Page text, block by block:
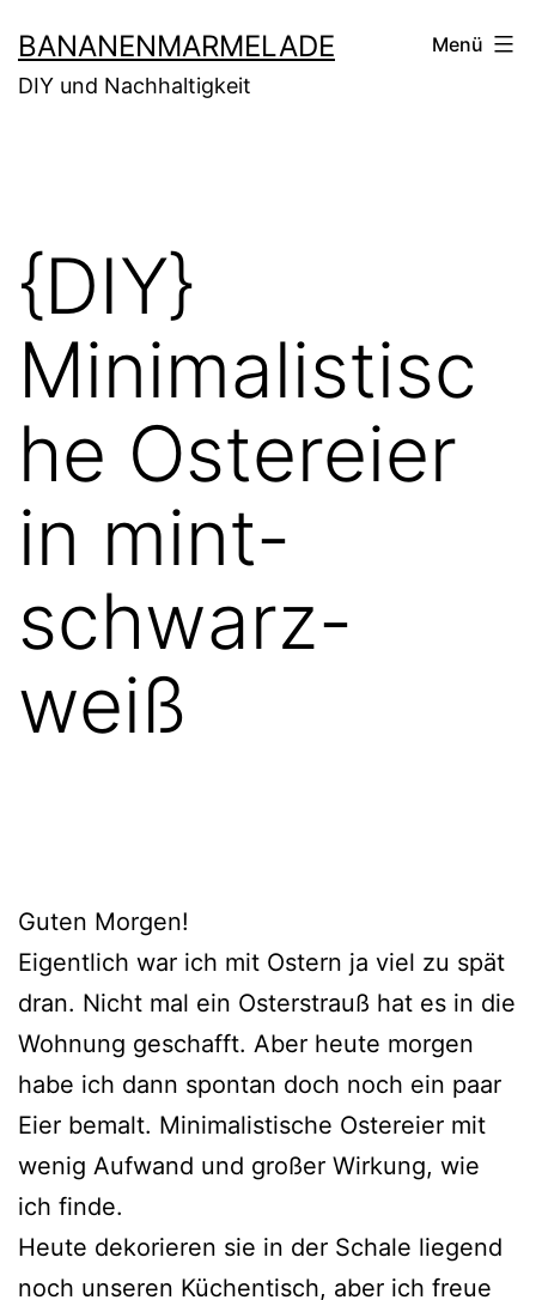
Inhalt
springen
BANANENMARMELADE
DIY und Nachhaltigkeit
Menü
{DIY}
Minimalistisc
he Ostereier
in mint-
schwarz-
weiß
Guten Morgen!
Eigentlich war ich mit Ostern ja viel zu spät
dran. Nicht mal ein Osterstrauß hat es in die
Wohnung geschafft. Aber heute morgen
habe ich dann spontan doch noch ein paar
Eier bemalt. Minimalistische Ostereier mit
wenig Aufwand und großer Wirkung, wie
ich finde.
Heute dekorieren sie in der Schale liegend
noch unseren Küchentisch, aber ich freue